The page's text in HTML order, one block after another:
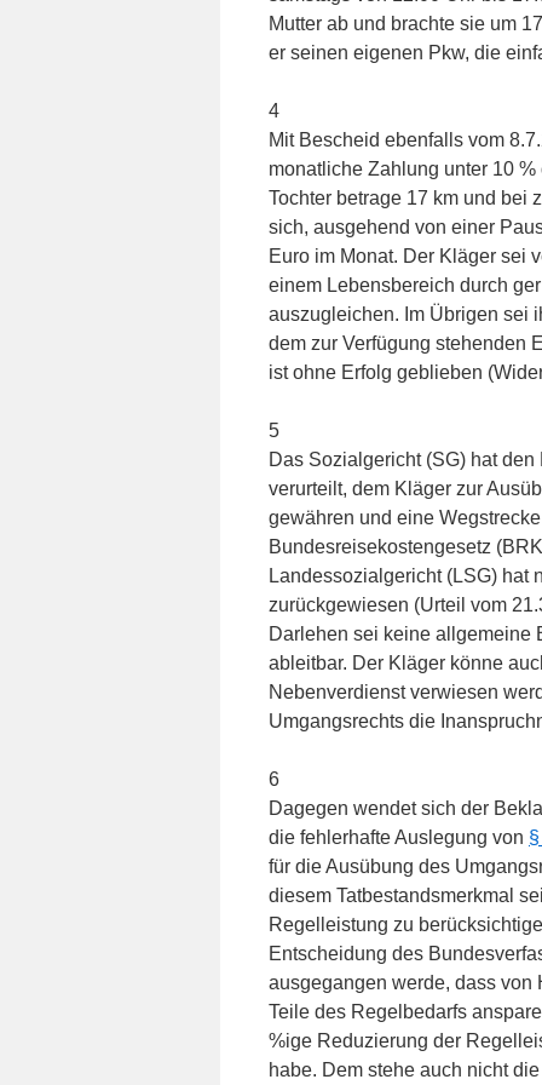
Mutter ab und brachte sie um
er seinen eigenen Pkw, die
4
Mit Bescheid ebenfalls vom
monatliche Zahlung unter 10
Tochter betrage 17 km und bei
sich, ausgehend von einer
Euro im Monat. Der Kläger sei
einem Lebensbereich durch
auszugleichen. Im Übrigen sei
dem zur Verfügung stehenden
ist ohne Erfolg geblieben
5
Das Sozialgericht (SG) hat
verurteilt, dem Kläger zur
gewähren und eine
Bundesreisekostengesetz
Landessozialgericht (LSG) hat
zurückgewiesen (Urteil vom
Darlehen sei keine allgemeine
ableitbar. Der Kläger könne
Nebenverdienst verwiesen
Umgangsrechts die
6
Dagegen wendet sich der
die fehlerhafte Auslegung von
für die Ausübung des
diesem Tatbestandsmerkmal
Regelleistung zu
Entscheidung des
ausgegangen werde, dass von
Teile des Regelbedarfs
%ige Reduzierung der
habe. Dem stehe auch nicht